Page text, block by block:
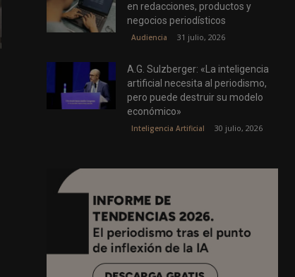
en redacciones, productos y
negocios periodísticos
Audiencia 31 julio, 2026
A.G. Sulzberger: «La inteligencia
artificial necesita al periodismo,
pero puede destruir su modelo
económico»
Inteligencia Artificial 30 julio, 2026